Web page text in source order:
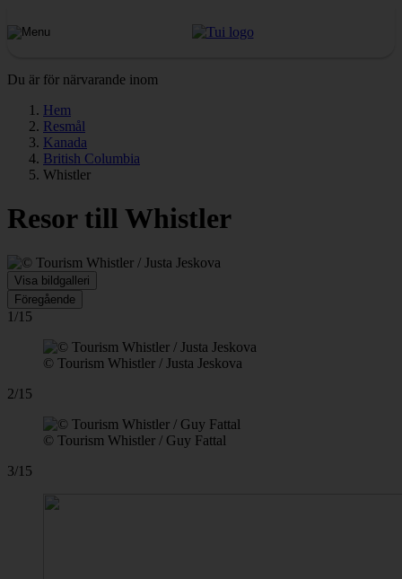
Du är för närvarande inom
Hem
Resmål
Kanada
British Columbia
Whistler
Resor till Whistler
Visa bildgalleri
Föregående
1/15
© Tourism Whistler / Justa Jeskova
2/15
© Tourism Whistler / Guy Fattal
3/15